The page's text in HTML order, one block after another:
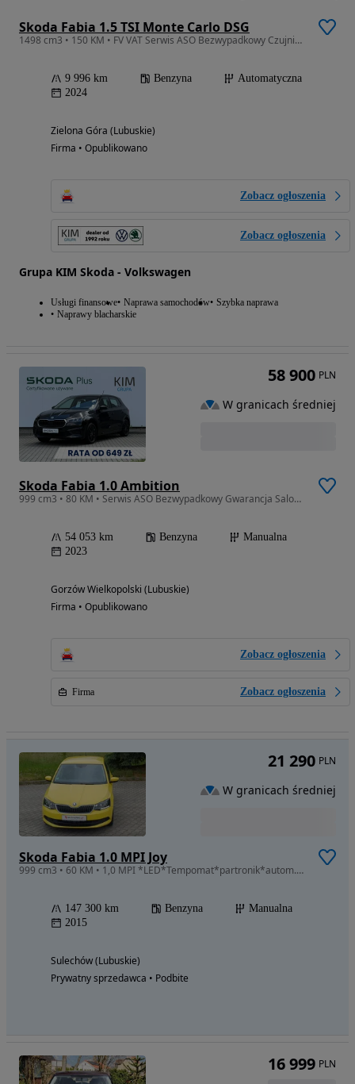
Skoda Fabia 1.5 TSI Monte Carlo DSG
1498 cm3 • 150 KM • FV VAT Serwis ASO Bezwypadkowy Czujniki parkowania Gwarancja
9 996 km Benzyna
Automatyczna
2024
Zielona Góra (Lubuskie)
Firma • Opublikowano
Zobacz ogłoszenia
Zobacz ogłoszenia
Grupa KIM Skoda - Volkswagen
Usługi finansowe Naprawa samochodów Szybka naprawa
Naprawy blacharskie
Skoda Fabia 1.0 Ambition
999 cm3 • 80 KM • Serwis ASO Bezwypadkowy Gwarancja Salon Polska
54 053 km Benzyna
Manualna
2023
Gorzów Wielkopolski (Lubuskie)
Firma • Opublikowano
Zobacz ogłoszenia
Firma Zobacz ogłoszenia
58 900 PLN
W granicach średniej
Skoda Fabia 1.0 MPI Joy
999 cm3 • 60 KM • 1,0 MPI *LED*Tempomat*partronik*autom.klima*Super stan
147 300 km Benzyna
Manualna
2015
Sulechów (Lubuskie)
Prywatny sprzedawca • Podbite
21 290 PLN
W granicach średniej
16 999 PLN